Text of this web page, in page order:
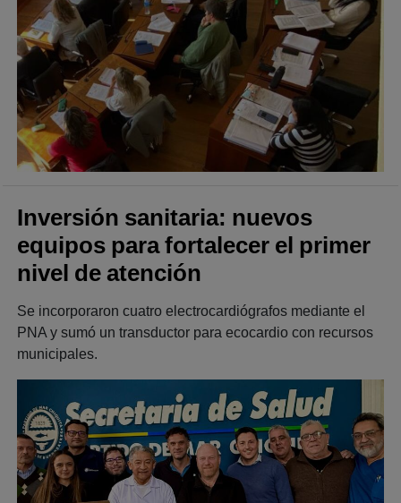
Inversión sanitaria: nuevos
equipos para fortalecer el primer
nivel de atención
Se incorporaron cuatro electrocardiógrafos mediante el
PNA y sumó un transductor para ecocardio con recursos
municipales.